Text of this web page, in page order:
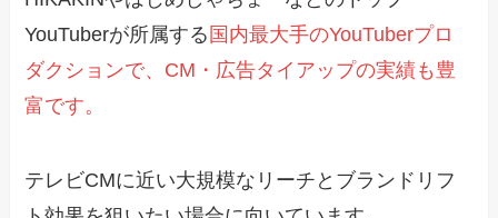
YouTuberが所属する 国内最大手のYouTuberプロ
ダクションで、CM・広告タイアップの実績も豊
富です。
テレビCMに近い大規模なリーチとブランドリフ